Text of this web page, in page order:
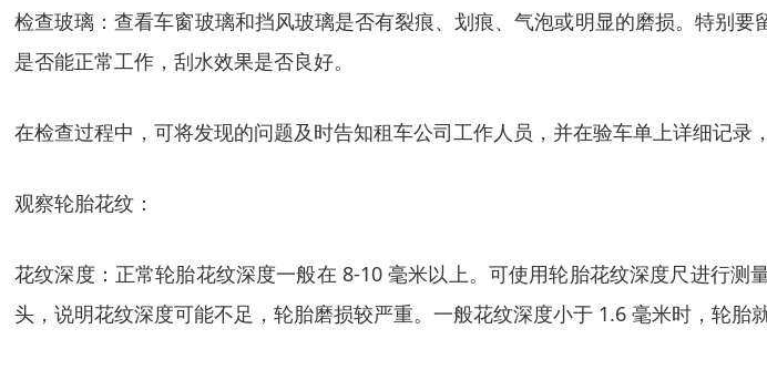
检查玻璃：查看车窗玻璃和挡风玻璃是否有裂痕、划痕、气泡或明显的磨损。特别
是否能正常工作，刮水效果是否良好。
在检查过程中，可将发现的问题及时告知租车公司工作人员，并在验车单上详细记录
观察轮胎花纹：
花纹深度：正常轮胎花纹深度一般在 8-10 毫米以上。可使用轮胎花纹深度尺进行
头，说明花纹深度可能不足，轮胎磨损较严重。一般花纹深度小于 1.6 毫米时，轮胎就